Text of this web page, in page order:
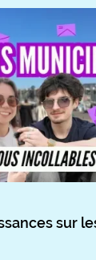
sur